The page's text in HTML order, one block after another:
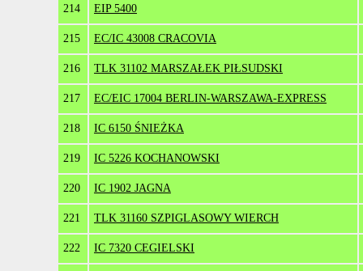
214 EIP 5400
215 EC/IC 43008 CRACOVIA
216 TLK 31102 MARSZAŁEK PIŁSUDSKI
217 EC/EIC 17004 BERLIN-WARSZAWA-EXPRESS
218 IC 6150 ŚNIEŻKA
219 IC 5226 KOCHANOWSKI
220 IC 1902 JAGNA
221 TLK 31160 SZPIGLASOWY WIERCH
222 IC 7320 CEGIELSKI